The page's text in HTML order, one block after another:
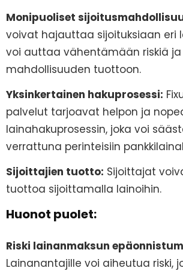
Monipuoliset
voivat hajauttaa sijoituksiaan eri
voi auttaa vähentämään riskiä
mahdollisuuden tuottoon.
Yksinkertainen hakuprosessi:
palvelut tarjoavat helpon ja
lainahakuprosessin, joka voi
verrattuna perinteisiin
Sijoittajien tuotto: Sijoittajat
tuottoa sijoittamalla lainoihin.
Huonot puolet:
Riski lainanmaksun
Lainanantajille voi aiheutua riski,